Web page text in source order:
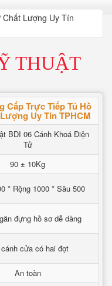
THUẬT
Cấp Trực Tiếp Tủ Hồ
Uy Tín TPHCM
BDI 06 Cánh Khoá Điện
Tử
90 ± 10Kg
* Rộng 1000 * Sâu 500
đựng hồ sơ dễ dàng
cửa có hai đợt
An toàn